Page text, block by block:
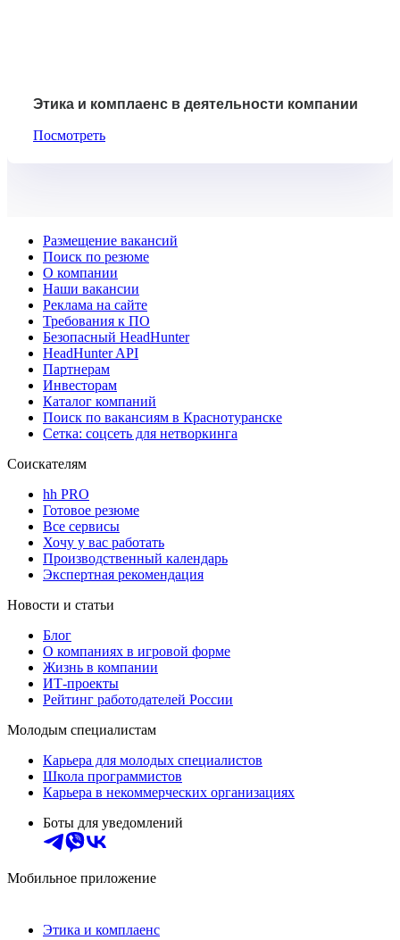
Этика и комплаенс в деятельности компании
Посмотреть
Размещение вакансий
Поиск по резюме
О компании
Наши вакансии
Реклама на сайте
Требования к ПО
Безопасный HeadHunter
HeadHunter API
Партнерам
Инвесторам
Каталог компаний
Поиск по вакансиям в Краснотуранске
Сетка: соцсеть для нетворкинга
Соискателям
hh PRO
Готовое резюме
Все сервисы
Хочу у вас работать
Производственный календарь
Экспертная рекомендация
Новости и статьи
Блог
О компаниях в игровой форме
Жизнь в компании
ИТ-проекты
Рейтинг работодателей России
Молодым специалистам
Карьера для молодых специалистов
Школа программистов
Карьера в некоммерческих организациях
Боты для уведомлений
Мобильное приложение
Этика и комплаенс